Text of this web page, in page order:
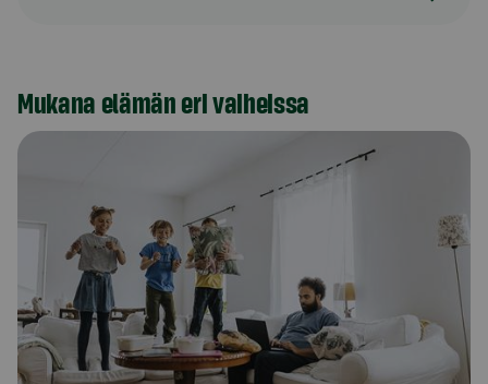
Mukana elämän eri vaiheissa